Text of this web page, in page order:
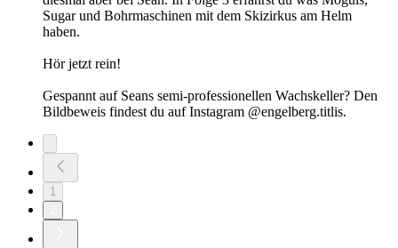
Sugar und Bohrmaschinen mit dem Skizirkus am Helm
haben.
Hör jetzt rein!
Gespannt auf Seans semi-professionellen Wachskeller? Den
Bildbeweis findest du auf Instagram @engelberg.titlis.
1